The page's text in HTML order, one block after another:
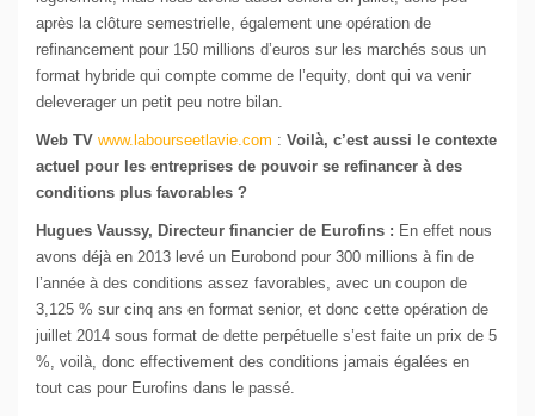
après la clôture semestrielle, également une opération de
refinancement pour 150 millions d’euros sur les marchés sous un
format hybride qui compte comme de l’equity, dont qui va venir
deleverager un petit peu notre bilan.
Web TV www.labourseetlavie.com : Voilà, c’est aussi le contexte
actuel pour les entreprises de pouvoir se refinancer à des
conditions plus favorables ?
Hugues Vaussy, Directeur financier de Eurofins : En effet nous
avons déjà en 2013 levé un Eurobond pour 300 millions à fin de
l’année à des conditions assez favorables, avec un coupon de
3,125 % sur cinq ans en format senior, et donc cette opération de
juillet 2014 sous format de dette perpétuelle s’est faite un prix de 5
%, voilà, donc effectivement des conditions jamais égalées en
tout cas pour Eurofins dans le passé.